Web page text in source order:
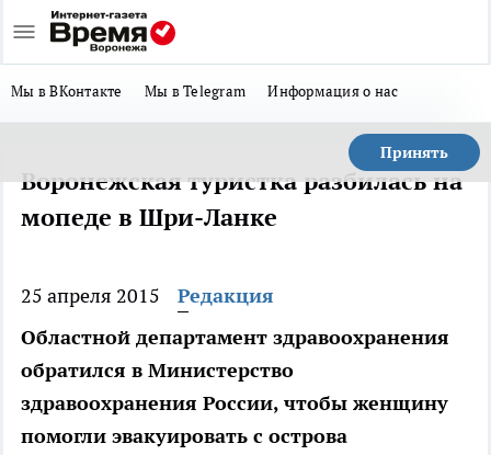
Мы в ВКонтакте Мы в Telegram Информация о нас
Принять
Воронежская туристка разбилась на
мопеде в Шри-Ланке
25 апреля 2015
Редакция
Областной департамент здравоохранения
обратился в Министерство
здравоохранения России, чтобы женщину
помогли эвакуировать с острова